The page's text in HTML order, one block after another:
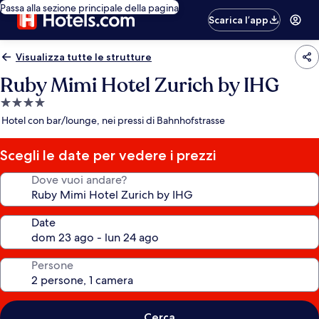
Passa alla sezione principale della pagina
Scarica l’app
Visualizza tutte le strutture
Ruby Mimi Hotel Zurich by IHG
Struttura
a
stelle
Hotel con bar/lounge, nei pressi di Bahnhofstrasse
Scegli le date per vedere i prezzi
Dove vuoi andare?
Date
Persone